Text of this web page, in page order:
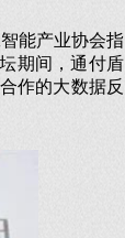
能产业协会指
期间，通付盾
作的大数据反